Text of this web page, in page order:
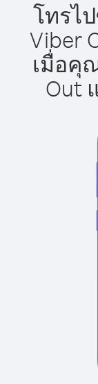
โทรไ
Viber
เมื่อคุ
Out